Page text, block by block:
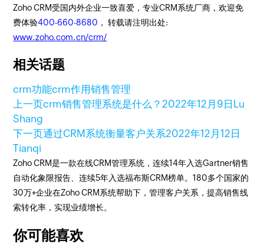
Zoho CRM受国内外企业一致喜爱，专业CRM系统厂商，欢迎免
费体验400-660-8680 ， 转载请注明出处:
www.zoho.com.cn/crm/
相关话题
crm功能crm作用销售管理
上一页crm销售管理系统是什么？2022年12月9日 Lu
Shang
下一页通过CRM系统衡量客户关系2022年12月12日
Tianqi
Zoho CRM是一款在线CRM管理系统，连续14年入选Gartner销售
自动化象限报告、连续5年入选福布斯CRM榜单。180多个国家的
30万+企业在Zoho CRM系统帮助下，管理客户关系，提高销售线
索转化率，实现业绩增长。
你可能喜欢